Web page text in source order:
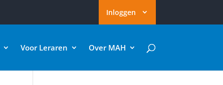
Inloggen
Voor Leraren Over MAH